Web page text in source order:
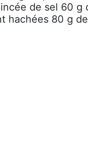
de sel 60 g
hachées 80 g